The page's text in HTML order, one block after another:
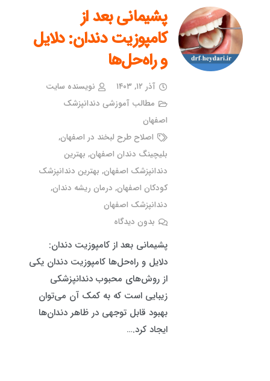
پشیمانی بعد از
کامپوزیت دندان: دلایل
و راه‌حل‌ها
آذر ۱۲, ۱۴۰۳
نویسنده سایت
مطالب آموزشی دندانپزشک
اصفهان
اصلاح طرح لبخند در اصفهان,
بلیچینگ دندان اصفهان, بهترین
دندانپزشک اصفهان, بهترین دندانپزشک
کودکان اصفهان, درمان ریشه دندان,
دندانپزشک اصفهان
بدون دیدگاه
پشیمانی بعد از کامپوزیت دندان:
دلایل و راه‌حل‌ها کامپوزیت دندان یکی
از روش‌های محبوب دندانپزشکی
زیبایی است که به کمک آن می‌توان
بهبود قابل توجهی در ظاهر دندان‌ها
ایجاد کرد.…